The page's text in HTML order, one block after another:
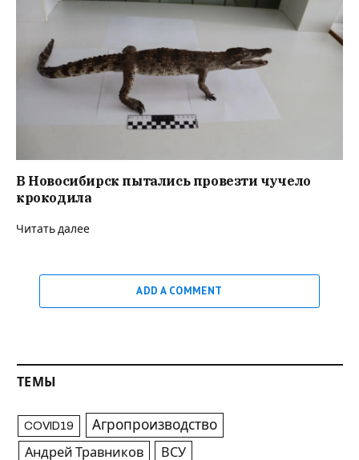
В Новосибирск пытались провезти чучело
крокодила
Читать далее
ADD A COMMENT
ТЕМЫ
COVID19 Агропроизводство
Андрей Травников ВСУ